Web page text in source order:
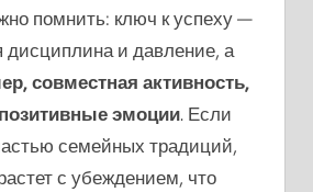
помнить: ключ к успеху —
дисциплина и давление, а
совместная активность,
эмоции. Если
семейных традиций,
с убеждением, что